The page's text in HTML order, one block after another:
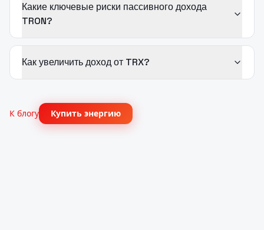
Какие ключевые риски пассивного дохода
TRON?
Как увеличить доход от TRX?
К блогу Купить энергию